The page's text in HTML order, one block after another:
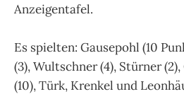
Anzeigentafel.
Es spielten: Gausepohl (10
(3), Wultschner (4), Stürner
(10), Türk, Krenkel und